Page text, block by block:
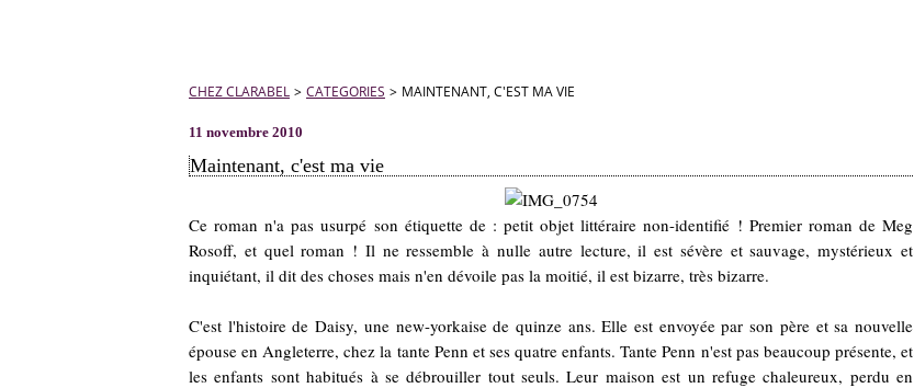
CHEZ CLARABEL > CATEGORIES > MAINTENANT, C'EST MA VIE
11 novembre 2010
Maintenant, c'est ma vie
Ce roman n'a pas usurpé son étiquette de : petit objet littéraire non-identifié ! Premier roman de Meg
Rosoff, et quel roman ! Il ne ressemble à nulle autre lecture, il est sévère et sauvage, mystérieux et
inquiétant, il dit des choses mais n'en dévoile pas la moitié, il est bizarre, très bizarre.
C'est l'histoire de Daisy, une new-yorkaise de quinze ans. Elle est envoyée par son père et sa nouvelle
épouse en Angleterre, chez la tante Penn et ses quatre enfants. Tante Penn n'est pas beaucoup présente, et
les enfants sont habitués à se débrouiller tout seuls. Leur maison est un refuge chaleureux, perdu en